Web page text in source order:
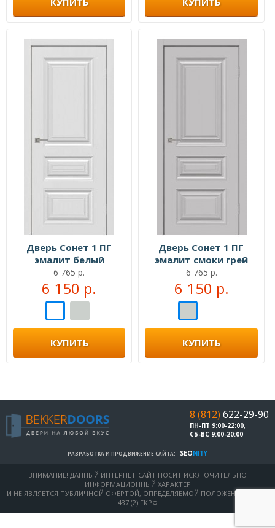
Дверь Сонет 1 ПГ
эмалит белый
6 765 р.
6 150 р.
КУПИТЬ
Дверь Сонет 1 ПГ
эмалит смоки грей
6 765 р.
6 150 р.
КУПИТЬ
8 (812) 622-29-90
ПН-ПТ 9:00-22:00,
СБ-ВС 9:00-20:00
РАЗРАБОТКА И ПРОДВИЖЕНИЕ САЙТА: SEONITY
ВНИМАНИЕ! ДАННЫЙ ИНТЕРНЕТ-САЙТ НОСИТ ИСКЛЮЧИТЕЛЬНО
ИНФОРМАЦИОННЫЙ ХАРАКТЕР
И НЕ ЯВЛЯЕТСЯ ПУБЛИЧНОЙ ОФЕРТОЙ, ОПРЕДЕЛЯЕМОЙ ПОЛОЖЕНИЯМИ СТ.
437 (2) ГКРФ